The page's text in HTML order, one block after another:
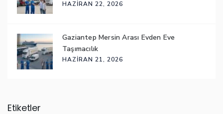
HAZIRAN 22, 2026
Gaziantep Mersin Arası Evden Eve
Taşımacılık
HAZIRAN 21, 2026
Etiketler